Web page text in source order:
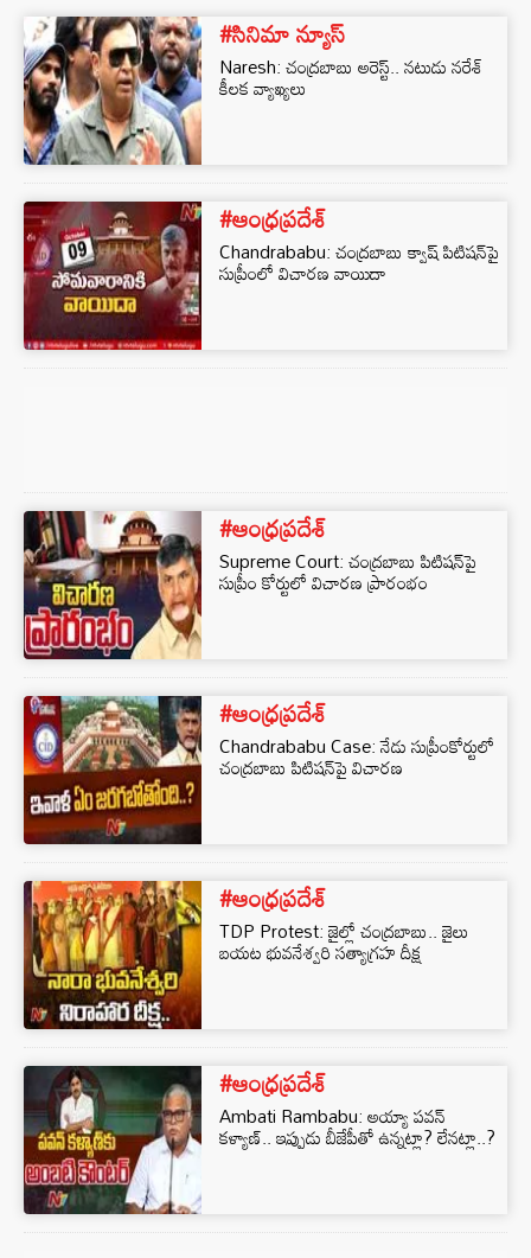
#సినిమా న్యూస్
Naresh: చంద్రబాబు అరెస్ట్‌.. నటుడు నరేశ్‌
కీలక వ్యాఖ్యలు
#ఆంధ్రప్రదేశ్
Chandrababu: చంద్రబాబు క్వాష్ పిటిషన్‌పై
సుప్రీంలో విచారణ వాయిదా
#ఆంధ్రప్రదేశ్
Supreme Court: చంద్రబాబు పిటిషన్‌పై
సుప్రీం కోర్టులో విచారణ ప్రారంభం
#ఆంధ్రప్రదేశ్
Chandrababu Case: నేడు సుప్రీంకోర్టులో
చంద్రబాబు పిటిషన్‌పై విచారణ
#ఆంధ్రప్రదేశ్
TDP Protest: జైల్లో చంద్రబాబు.. జైలు
బయట భువనేశ్వరి సత్యాగ్రహ దీక్ష
#ఆంధ్రప్రదేశ్
Ambati Rambabu: అయ్యా పవన్
కళ్యాణ్‌.. ఇప్పుడు బీజేపీతో ఉన్నట్లా? లేనట్లా..?